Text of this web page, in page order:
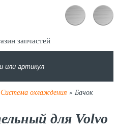
запчастей
Система охлаждения » Бачок
для Volvo